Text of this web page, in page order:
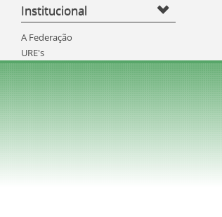
Institucional
A Federação
URE's